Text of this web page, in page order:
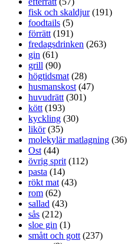
fisk och skaldjur(191)
foodtails (5)
förrätt (191)
fredagsdrinken (263)
gin (61)
grill (90)
högtidsmat (28)
husmanskost (47)
huvudrätt (301)
kött (193)
kyckling (30)
likör(35)
molekylär matlagning (36)
Ost (44)
övrig sprit (112)
pasta (14)
rökt mat (43)
rom (62)
sallad (43)
sås (212)
sloe gin (1)
smått och gott (237)